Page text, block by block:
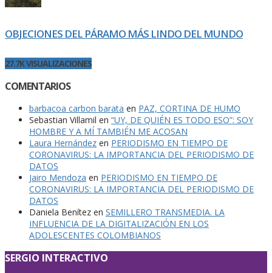
OBJECIONES DEL PÁRAMO MÁS LINDO DEL MUNDO
27.7K VISUALIZACIONES
COMENTARIOS
barbacoa carbon barata en PAZ, CORTINA DE HUMO
Sebastian Villamil en “UY, DE QUIÉN ES TODO ESO”: SOY
HOMBRE Y A MÍ TAMBIÉN ME ACOSAN
Laura Hernández en PERIODISMO EN TIEMPO DE
CORONAVIRUS: LA IMPORTANCIA DEL PERIODISMO DE
DATOS
Jairo Mendoza en PERIODISMO EN TIEMPO DE
CORONAVIRUS: LA IMPORTANCIA DEL PERIODISMO DE
DATOS
Daniela Benítez en SEMILLERO TRANSMEDIA. LA
INFLUENCIA DE LA DIGITALIZACIÓN EN LOS
ADOLESCENTES COLOMBIANOS
SERGIO INTERACTIVO